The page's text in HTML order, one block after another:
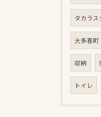
タカラス
大多喜町
収納
トイレ